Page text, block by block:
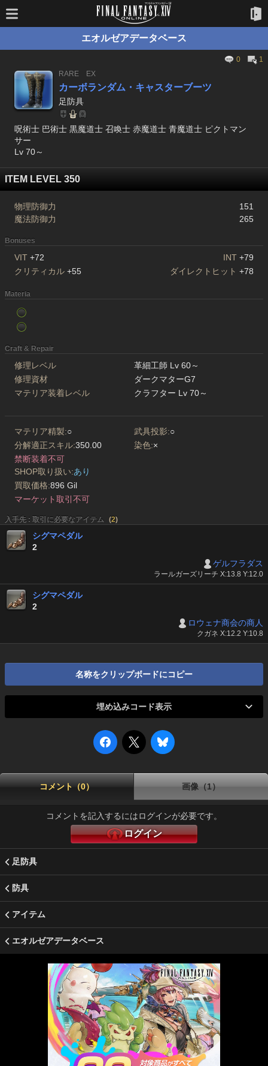
エオルゼアデータベース
0
1
RARE
EX
カーボランダム・キャスターブーツ
足防具
呪術士 巴術士 黒魔道士 召喚士 赤魔道士 青魔道士 ピクトマン
サー
Lv 70～
ITEM LEVEL 350
物理防御力
151
魔法防御力
265
Bonuses
VIT +72 INT +79
クリティカル +55 ダイレクトヒット +78
Materia
Craft & Repair
修理レベル
革細工師 Lv 60～
修理資材
ダークマターG7
マテリア装着レベル
クラフター Lv 70～
マテリア精製:○ 武具投影:○
分解適正スキル:350.00 染色:×
禁断装着不可
SHOP取り扱い:あり
買取価格:896 Gil
マーケット取引不可
入手先 : 取引に必要なアイテム (2)
シグマペダル
2
ゲルフラダス
ラールガーズリーチ X:13.8 Y:12.0
シグマペダル
2
ロウェナ商会の商人
クガネ X:12.2 Y:10.8
名称をクリップボードにコピー
埋め込みコード表示
コメント（0） 画像（1）
コメントを記入するにはログインが必要です。
ログイン
足防具
防具
アイテム
エオルゼアデータベース